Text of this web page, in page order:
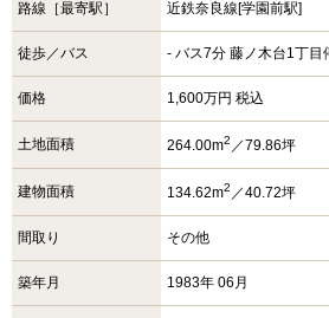
路線［最寄駅］ 近鉄奈良線[学園前駅]
徒歩／バス - バス7分 藤ノ木台1丁目
価格 1,600万円 税込
土地面積 264.00m2 ／79.86坪
建物面積 134.62m2 ／40.72坪
間取り その他
築年月 1983年 06月